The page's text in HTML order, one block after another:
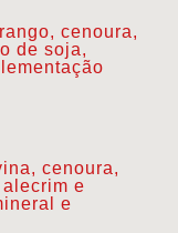
cenoura,
de soja,
cenoura,
e
e